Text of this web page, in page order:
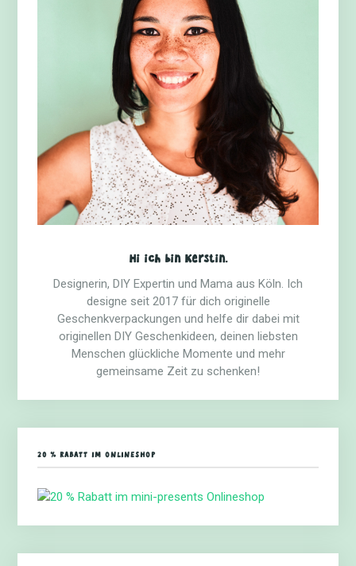
Hi ich bin Kerstin.
Designerin, DIY Expertin und Mama aus Köln. Ich
designe seit 2017 für dich originelle
Geschenkverpackungen und helfe dir dabei mit
originellen DIY Geschenkideen, deinen liebsten
Menschen glückliche Momente und mehr
gemeinsame Zeit zu schenken!
20 % RABATT IM ONLINESHOP